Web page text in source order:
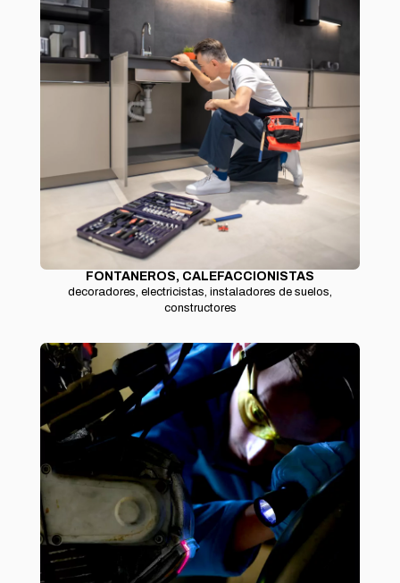
FONTANEROS, CALEFACCIONISTAS
decoradores, electricistas, instaladores de suelos,
constructores